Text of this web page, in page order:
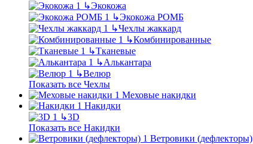
↳Экокожа
↳Экокожа РОМБ
↳Чехлы жаккард
↳Комбинированные
↳Тканевые
↳Алькантара
↳Велюр
Показать все Чехлы
Меховые накидки
Накидки
↳3D
Показать все Накидки
Ветровики (дефлекторы)